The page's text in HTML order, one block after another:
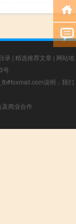
录 | 精选推荐文章 | 网站地
号
说明，我们
商业合作